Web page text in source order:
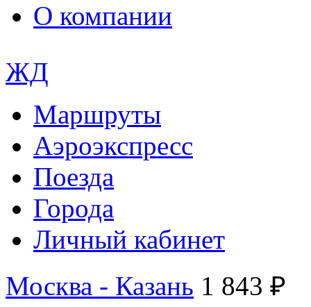
О компании
ЖД
Маршруты
Аэроэкспресс
Поезда
Города
Личный кабинет
Москва - Казань 1 843 ₽